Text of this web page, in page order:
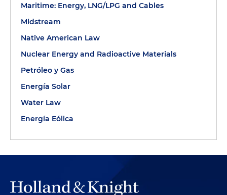
Maritime: Energy, LNG/LPG and Cables
Midstream
Native American Law
Nuclear Energy and Radioactive Materials
Petróleo y Gas
Energía Solar
Water Law
Energía Eólica